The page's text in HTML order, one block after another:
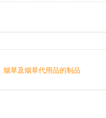
草及烟草代用品的制品